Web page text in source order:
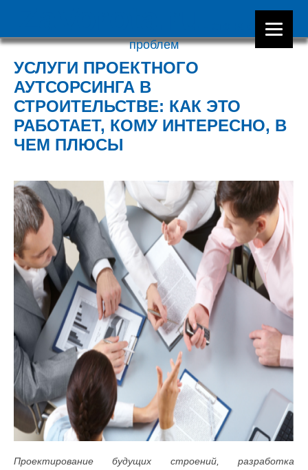
- стена от всех
проблем
УСЛУГИ ПРОЕКТНОГО
АУТСОРСИНГА В
СТРОИТЕЛЬСТВЕ: КАК ЭТО
РАБОТАЕТ, КОМУ ИНТЕРЕСНО, В
ЧЕМ ПЛЮСЫ
Проектирование будущих строений, разработка